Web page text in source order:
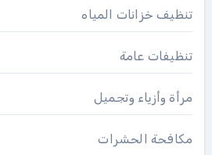
تنظيف خزانات المياه
تنظيفات عامة
مرأة وأزياء وتجميل
مكافحة الحشرات